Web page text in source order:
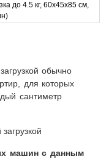
до 4.5 кг, 60х45х85 см,
обычно
для которых
сантиметр
машин с данным